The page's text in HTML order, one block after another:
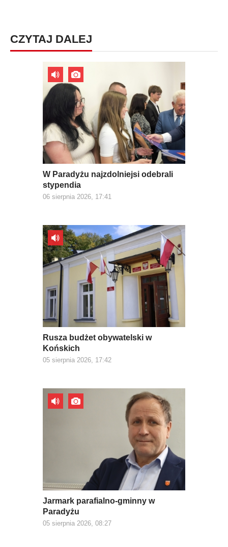
CZYTAJ DALEJ
W Paradyżu najzdolniejsi odebrali
stypendia
06 sierpnia 2026, 17:41
Rusza budżet obywatelski w
Końskich
05 sierpnia 2026, 17:42
Jarmark parafialno-gminny w
Paradyżu
05 sierpnia 2026, 08:27